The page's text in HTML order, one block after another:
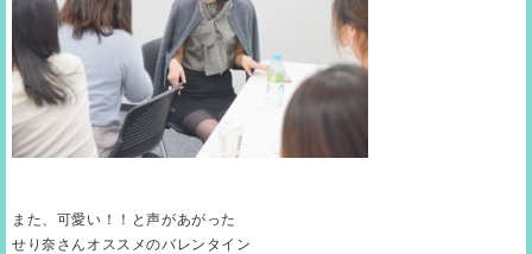
また、可愛い！！と声があがった
せり奈さんオススメのバレンタイン